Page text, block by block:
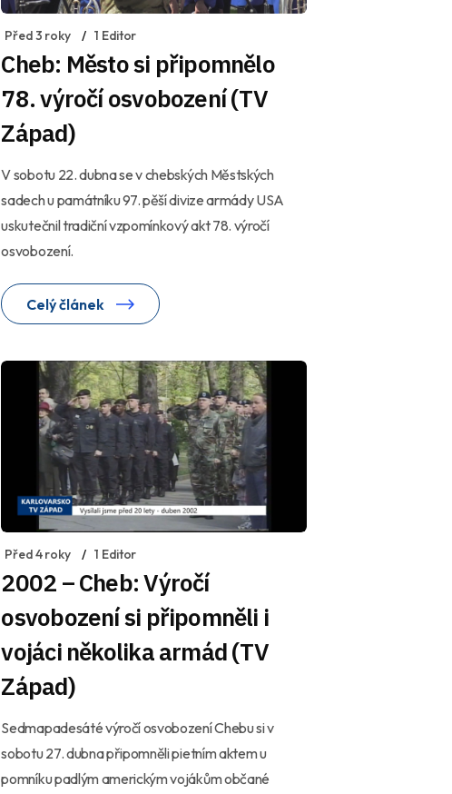
Před 3 roky 1 Editor
Cheb: Město si připomnělo
78. výročí osvobození (TV
Západ)
V sobotu 22. dubna se v chebských Městských
sadech u památníku 97. pěší divize armády USA
uskutečnil tradiční vzpomínkový akt 78. výročí
osvobození.
Celý článek
Před 4 roky 1 Editor
2002 – Cheb: Výročí
osvobození si připomněli i
vojáci několika armád (TV
Západ)
Sedmapadesáté výročí osvobození Chebu si v
sobotu 27. dubna připomněli pietním aktem u
pomníku padlým americkým vojákům občané